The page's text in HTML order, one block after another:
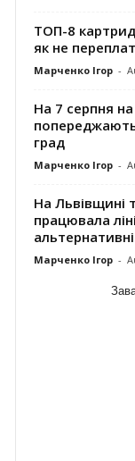
ТОП-8
як не
Марченко Ігор -
На 7 серпня
град
Марченко Ігор -
На Львівщині
працювала
Марченко Ігор -